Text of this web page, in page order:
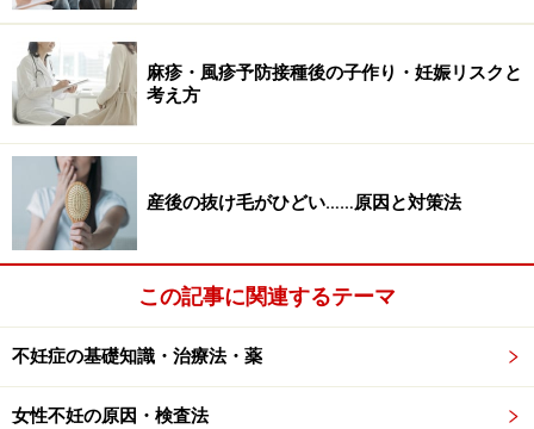
アダルトグッズはアンダーグランドなイメージで、クオ
リティがすごく低い、その上、バーコードも付いておら
ず、品質の担保がなされていない。
これはビジネスとして勝てる分野なのかもしれないと直
感したそうです。
そこで開発したのがTENGAです。マスターベーションの
ツールとしてディテールを追求し、何百回のテストとミ
計コンセプトとしては決して膣の形状や感触を模したも
のではないということです。
麻疹・風疹予防接種後の子作り・妊娠リスクと
考え方
産後の抜け毛がひどい……原因と対策法
この記事に関連するテーマ
不妊症の基礎知識・治療法・薬
女性不妊の原因・検査法